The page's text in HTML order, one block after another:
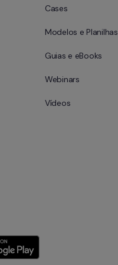
Cases
Modelos e Planilhas
Guias e eBooks
Webinars
Vídeos